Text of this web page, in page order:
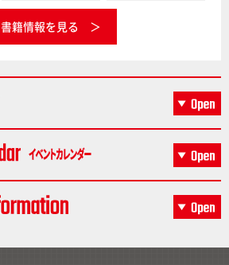
書籍情報を見る